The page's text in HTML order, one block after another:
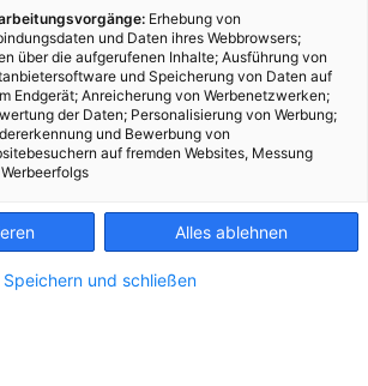
Kontakt
Impressum
Erhebung von
und Daten ihres Webbrowsers;
über die aufgerufenen Inhalte; Ausführung von
und Speicherung von Daten auf
Endgerät; Anreicherung von Werbenetzwerken;
der Daten; Personalisierung von Werbung;
und Bewerbung von
auf fremden Websites, Messung
Alles ablehnen
Speichern und schließen